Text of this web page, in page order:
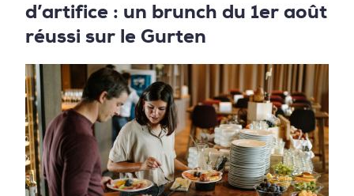
d’artifice : un brunch du 1er août
réussi sur le Gurten